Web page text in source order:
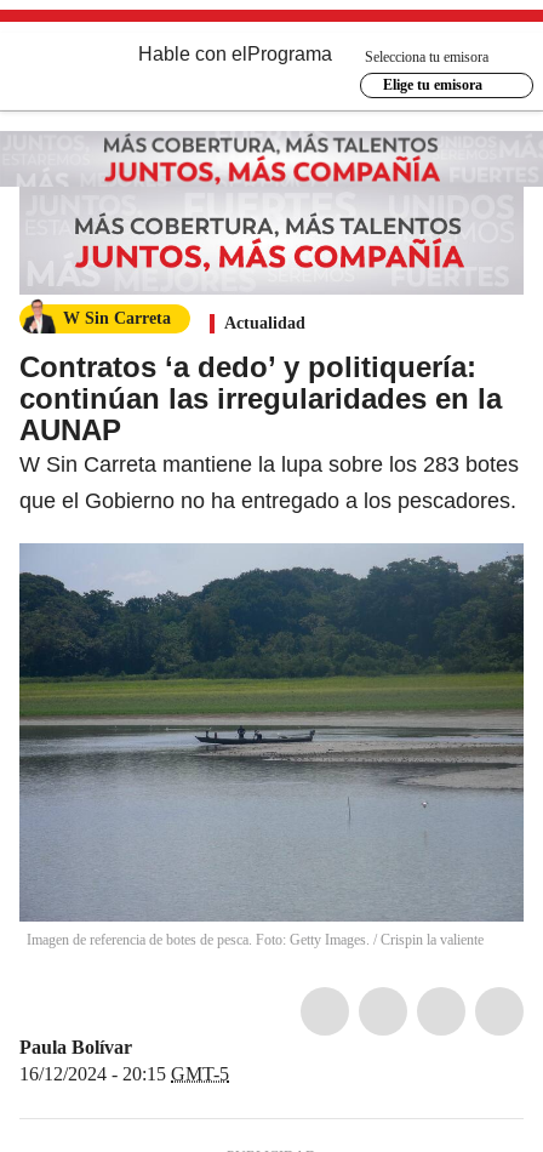
Hable con el Programa
Selecciona tu emisora
Elige tu emisora
W Sin Carreta Actualidad
Contratos ‘a dedo’ y politiquería:
continúan las irregularidades en la
AUNAP
W Sin Carreta mantiene la lupa sobre los 283 botes
que el Gobierno no ha entregado a los pescadores.
Imagen de referencia de botes de pesca. Foto: Getty Images. / Crispin la valiente
Paula Bolívar
16/12/2024 - 20:15 GMT-5